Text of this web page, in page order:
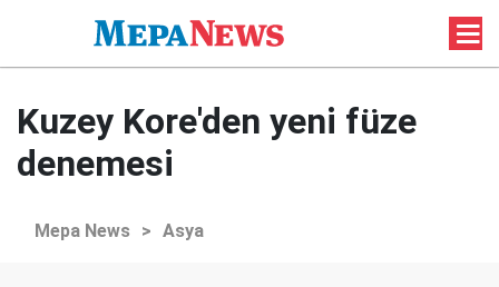
Kuzey Kore'den yeni füze
denemesi
Mepa News > Asya